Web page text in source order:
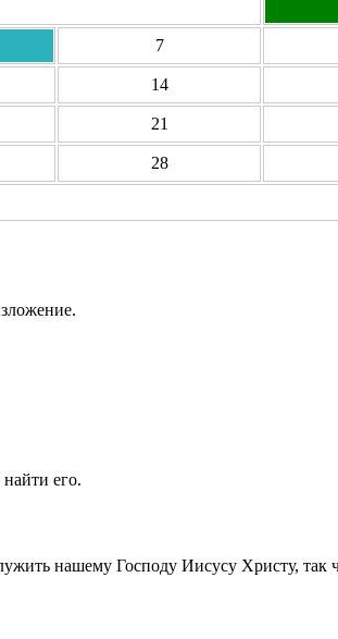
7
14
21
28
его.
нашему Господу Иисусу Христу,